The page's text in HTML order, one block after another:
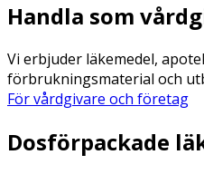
Handla som
Vi erbjuder läkemedel,
förbrukningsmaterial och
För vårdgivare och företag
Dosförpackade